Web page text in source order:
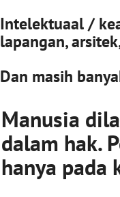
Intelektuaal /
lapangan,
Dan masih
Manusia
dalam hak.
hanya pada